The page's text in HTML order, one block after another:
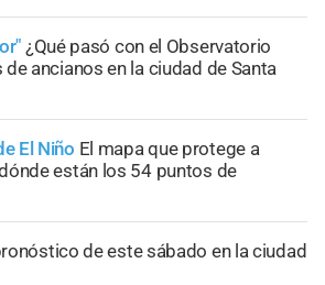
¿Qué pasó con el Observatorio
ancianos en la ciudad de Santa
El Niño El mapa que protege a
están los 54 puntos de
de este sábado en la ciudad